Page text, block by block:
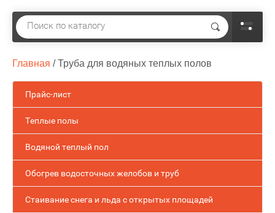
Главная / Труба для водяных теплых полов
Прайс-лист
Теплые полы
Водяной теплый пол
Обогрев водосточных желобов и труб
Стаивание снега и льда с открытых площадей